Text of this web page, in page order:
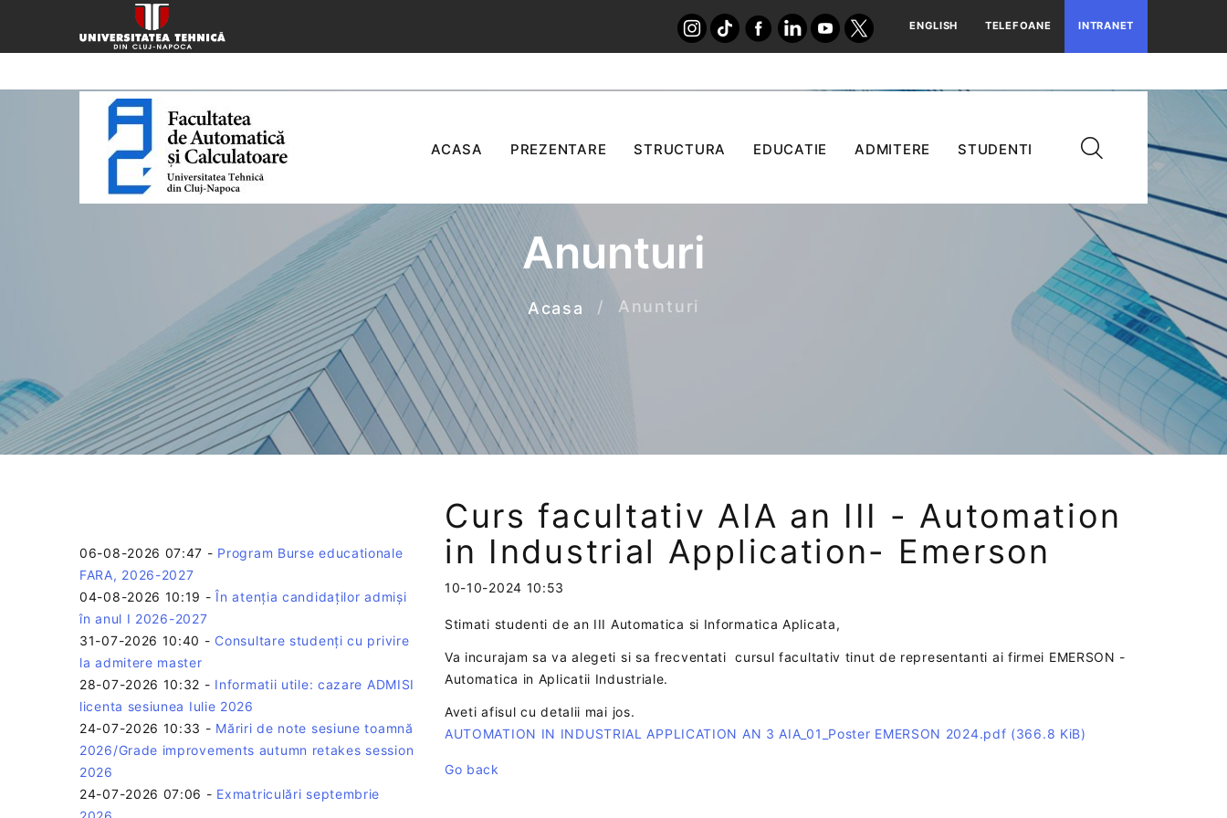
ENGLISH TELEFOANE INTRANET
ACASA PREZENTARE STRUCTURA EDUCATIE ADMITERE STUDENTI
Anunturi
Acasa Anunturi
06-08-2026 07:47 - Program Burse educationale
FARA, 2026-2027
04-08-2026 10:19 -În atenția candidaților admiși
în anul I 2026-2027
31-07-2026 10:40 - Consultare studenți cu privire
la admitere master
28-07-2026 10:32 - Informatii utile: cazare ADMISI
licenta sesiunea Iulie 2026
24-07-2026 10:33 - Măriri de note sesiune toamnă
2026/Grade improvements autumn retakes session
2026
24-07-2026 07:06 - Exmatriculări septembrie
Curs facultativ AIA an III - Automation
in Industrial Application- Emerson
10-10-2024 10:53
Stimati studenti de an III Automatica si Informatica Aplicata,
Va incurajam sa va alegeti si sa frecventati cursul facultativ tinut de representanti ai firmei EMERSON -
Automatica in Aplicatii Industriale.
Aveti afisul cu detalii mai jos.
AUTOMATION IN INDUSTRIAL APPLICATION AN 3 AIA_01_Poster EMERSON 2024.pdf (366.8 KiB)
Go back